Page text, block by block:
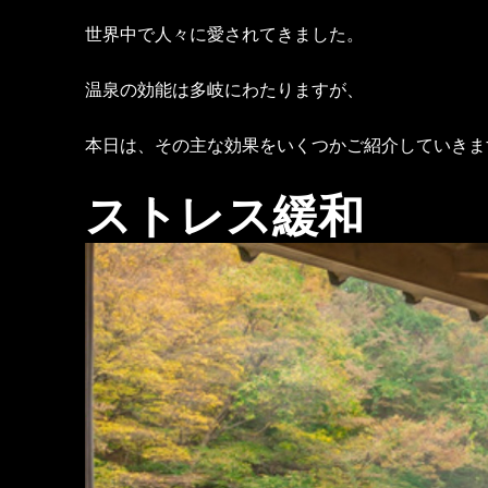
世界中で人々に愛されてきました。
温泉の効能は多岐にわたりますが、
本日は、その主な効果をいくつかご紹介していき
ストレス緩和